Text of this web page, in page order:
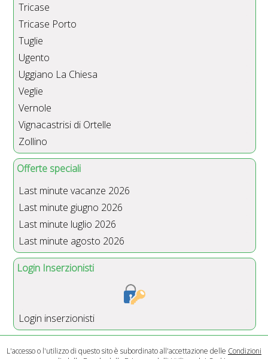
Tricase
Tricase Porto
Tuglie
Ugento
Uggiano La Chiesa
Veglie
Vernole
Vignacastrisi di Ortelle
Zollino
Offerte speciali
Last minute vacanze 2026
Last minute giugno 2026
Last minute luglio 2026
Last minute agosto 2026
Login Inserzionisti
Login inserzionisti
L'accesso o l'utilizzo di questo sito è subordinato all'accettazione delle Condizioni